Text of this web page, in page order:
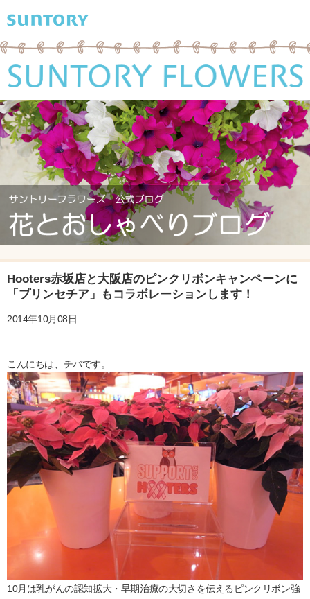
Hooters赤坂店と大阪店のピンクリボンキャンペーンに
「プリンセチア」もコラボレーションします！
2014年10月08日
こんにちは、チバです。
10月は乳がんの認知拡大・早期治療の大切さを伝えるピンクリボン強